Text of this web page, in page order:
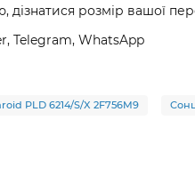
дізнатися розмір вашої
Telegram, WhatsApp
PLD 6214/S/X 2F756M9